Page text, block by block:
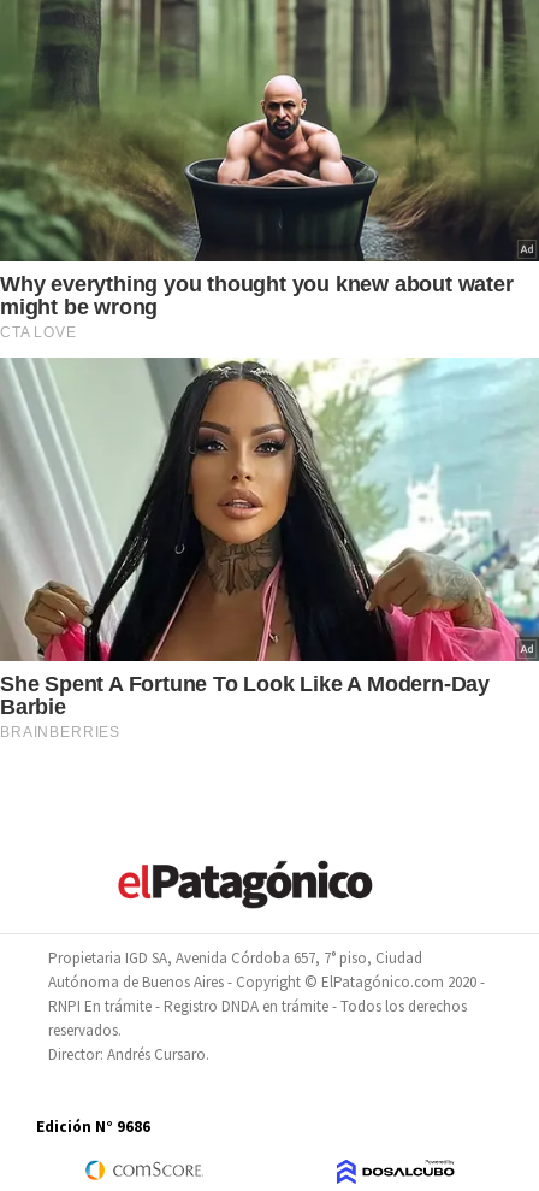
Propietaria IGD SA, Avenida Córdoba 657, 7° piso, Ciudad
Autónoma de Buenos Aires - Copyright © ElPatagónico.com 2020 -
RNPI En trámite - Registro DNDA en trámite - Todos los derechos
reservados.
Director: Andrés Cursaro.
Edición N° 9686